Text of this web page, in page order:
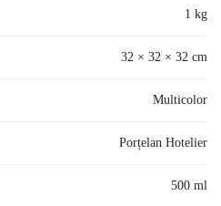
1 kg
32 × 32 × 32 cm
Multicolor
Porțelan Hotelier
500 ml